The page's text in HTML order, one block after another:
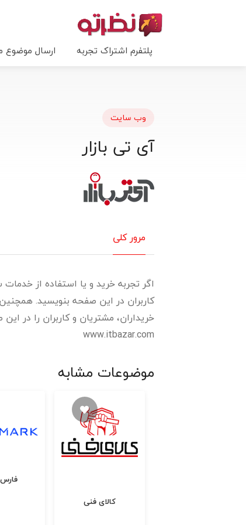
پلتفرم اشتراک تجربه ارسال موضوع
وب سایت
آی تی بازار
مرور کلی
اگر تجربه خرید و یا استفاده از خدمات
کاربران در این صفحه بنویسید.
خریداران، مشتریان و کاربران را در
www.itbazar.com
موضوعات مشابه
کالای فنی